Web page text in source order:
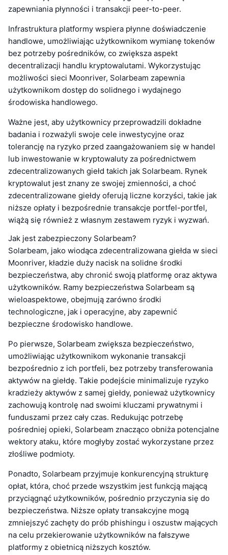
zapewniania płynności i transakcji peer-to-peer.
Infrastruktura platformy wspiera płynne doświadczenie
handlowe, umożliwiając użytkownikom wymianę tokenów
bez potrzeby pośredników, co zwiększa aspekt
decentralizacji handlu kryptowalutami. Wykorzystując
możliwości sieci Moonriver, Solarbeam zapewnia
użytkownikom dostęp do solidnego i wydajnego
środowiska handlowego.
Ważne jest, aby użytkownicy przeprowadzili dokładne
badania i rozważyli swoje cele inwestycyjne oraz
tolerancję na ryzyko przed zaangażowaniem się w handel
lub inwestowanie w kryptowaluty za pośrednictwem
zdecentralizowanych giełd takich jak Solarbeam. Rynek
kryptowalut jest znany ze swojej zmienności, a choć
zdecentralizowane giełdy oferują liczne korzyści, takie jak
niższe opłaty i bezpośrednie transakcje portfel-portfel,
wiążą się również z własnym zestawem ryzyk i wyzwań.
Jak jest zabezpieczony Solarbeam?
Solarbeam, jako wiodąca zdecentralizowana giełda w sieci
Moonriver, kładzie duży nacisk na solidne środki
bezpieczeństwa, aby chronić swoją platformę oraz aktywa
użytkowników. Ramy bezpieczeństwa Solarbeam są
wieloaspektowe, obejmują zarówno środki
technologiczne, jak i operacyjne, aby zapewnić
bezpieczne środowisko handlowe.
Po pierwsze, Solarbeam zwiększa bezpieczeństwo,
umożliwiając użytkownikom wykonanie transakcji
bezpośrednio z ich portfeli, bez potrzeby transferowania
aktywów na giełdę. Takie podejście minimalizuje ryzyko
kradzieży aktywów z samej giełdy, ponieważ użytkownicy
zachowują kontrolę nad swoimi kluczami prywatnymi i
funduszami przez cały czas. Redukując potrzebę
pośredniej opieki, Solarbeam znacząco obniża potencjalne
wektory ataku, które mogłyby zostać wykorzystane przez
złośliwe podmioty.
Ponadto, Solarbeam przyjmuje konkurencyjną strukturę
opłat, która, choć przede wszystkim jest funkcją mającą
przyciągnąć użytkowników, pośrednio przyczynia się do
bezpieczeństwa. Niższe opłaty transakcyjne mogą
zmniejszyć zachęty do prób phishingu i oszustw mających
na celu przekierowanie użytkowników na fałszywe
platformy z obietnicą niższych kosztów.